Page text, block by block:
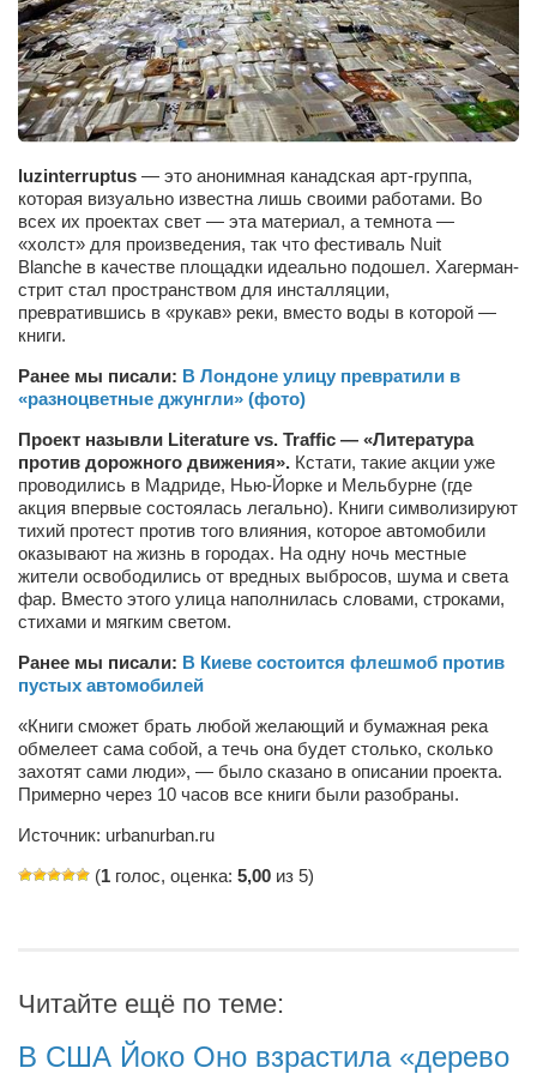
Тамара Кубракова
Елена Мельник
Вера Паненко
Семён Салатенко
Сергей Шепилов
Актёры
Валентин Бурый
Артём Мяус
Барды
Игорь Добровольский
Ольга Козаченко
Оксана Скоробагатская
Александра Скорук
Евгений Полюхович
Ольга Чикина
Здоровье
Врач психиатр–нарколог Анплеев А.Б.
городская клиническая больница №4
Оптика — Медтехника
«ЧАЙ — КАВА» магазин — кафе
luzinterruptus — это анонимная канадская арт-группа,
которая визуально известна лишь своими работами. Во
всех их проектах свет — эта материал, а темнота —
«холст» для произведения, так что фестиваль Nuit
Blanche в качестве площадки идеально подошел. Хагерман-
стрит стал пространством для инсталляции,
превратившись в «рукав» реки, вместо воды в которой —
книги.
Ранее мы писали: В Лондоне улицу превратили в
«разноцветные джунгли» (фото)
Проект назывли Literature vs. Traffic — «Литература
против дорожного движения». Кстати, такие акции уже
проводились в Мадриде, Нью-Йорке и Мельбурне (где
акция впервые состоялась легально). Книги символизируют
тихий протест против того влияния, которое автомобили
оказывают на жизнь в городах. На одну ночь местные
жители освободились от вредных выбросов, шума и света
фар. Вместо этого улица наполнилась словами, строками,
стихами и мягким светом.
Ранее мы писали: В Киеве состоится флешмоб против
пустых автомобилей
«Книги сможет брать любой желающий и бумажная река
обмелеет сама собой, а течь она будет столько, сколько
захотят сами люди», — было сказано в описании проекта.
Примерно через 10 часов все книги были разобраны.
Источник: urbanurban.ru
(1 голос, оценка: 5,00 из 5)
Читайте ещё по теме:
В США Йоко Оно взрастила «дерево